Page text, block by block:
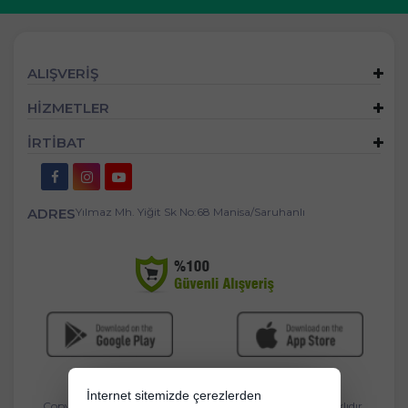
ALIŞVERİŞ
HİZMETLER
İRTİBAT
ADRESYılmaz Mh. Yiğit Sk No:68 Manisa/Saruhanlı
İnternet sitemizde çerezlerden